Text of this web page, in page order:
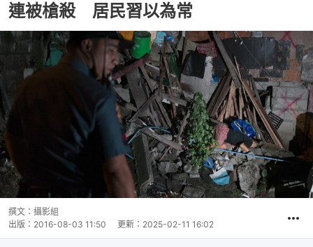
連被槍殺 居民習以為常
撰文： 攝影組
出版： 2016-08-03 11:50 更新： 2025-02-11 16:02